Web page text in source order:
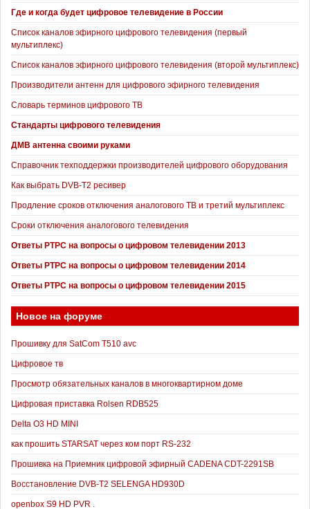
Где и когда будет цифровое телевидение в России
Список каналов эфирного цифрового телевидения (первый
мультиплекс)
Список каналов эфирного цифрового телевидения (второй мультиплекс)
Производители антенн для цифрового эфирного телевидения
Словарь терминов цифрового ТВ
Стандарты цифрового телевидения
ДМВ антенна своими руками
Справочник техподдержки производителей цифрового оборудования
Как выбрать DVB-T2 ресивер
Продление сроков отключения аналогового ТВ и третий мультиплекс
Сроки отключения аналогового телевидения
Ответы РТРС на вопросы о цифровом телевидении 2013
Ответы РТРС на вопросы о цифровом телевидении 2014
Ответы РТРС на вопросы о цифровом телевидении 2015
Новое на форуме
Прошивку для SatCom T510 avc
Цифровое тв
Просмотр обязательных каналов в многоквартирном доме
Цифровая приставка Rolsen RDB525
Delta O3 HD MINI
как прошить STARSAT через ком порт RS-232
Прошивка на Приемник цифровой эфирный CADENA CDT-2291SB
Восстановление DVB-T2 SELENGA HD930D
openbox S9 HD PVR .